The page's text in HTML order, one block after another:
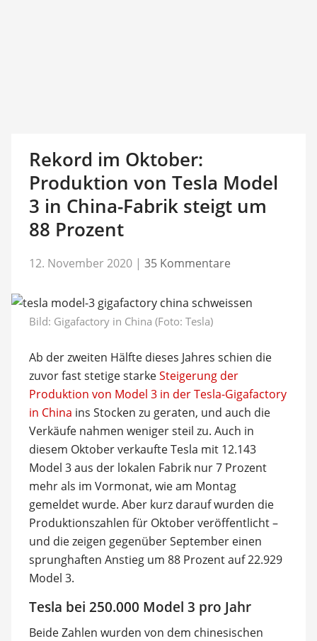
Rekord im Oktober:
Produktion von Tesla Model
3 in China-Fabrik steigt um
88 Prozent
12. November 2020 | 35 Kommentare
Bild: Gigafactory in China (Foto: Tesla)
Ab der zweiten Hälfte dieses Jahres schien die
zuvor fast stetige starkeSteigerung der
Produktion von Model 3 in der Tesla-Gigafactory
in China ins Stocken zu geraten, und auch die
Verkäufe nahmen weniger steil zu. Auch in
diesem Oktober verkaufte Tesla mit 12.143
Model 3 aus der lokalen Fabrik nur 7 Prozent
mehr als im Vormonat, wie am Montag
gemeldet wurde. Aber kurz darauf wurden die
Produktionszahlen für Oktober veröffentlicht –
und die zeigen gegenüber September einen
sprunghaften Anstieg um 88 Prozent auf 22.929
Model 3.
Tesla bei 250.000 Model 3 pro Jahr
Beide Zahlen wurden von dem chinesischen